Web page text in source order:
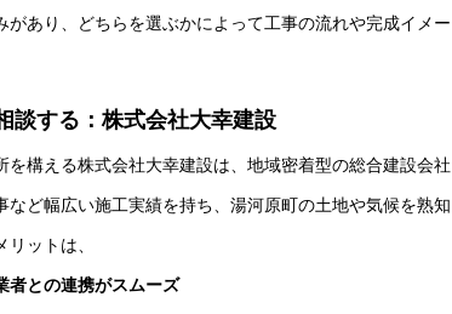
があり、どちらを選ぶかによって工事の流れや完成イメー
談する：株式会社大幸建設
を構える株式会社大幸建設は、地域密着型の総合建設会社
など幅広い施工実績を持ち、湯河原町の土地や気候を熟
ットは、
者との連携がスムーズ